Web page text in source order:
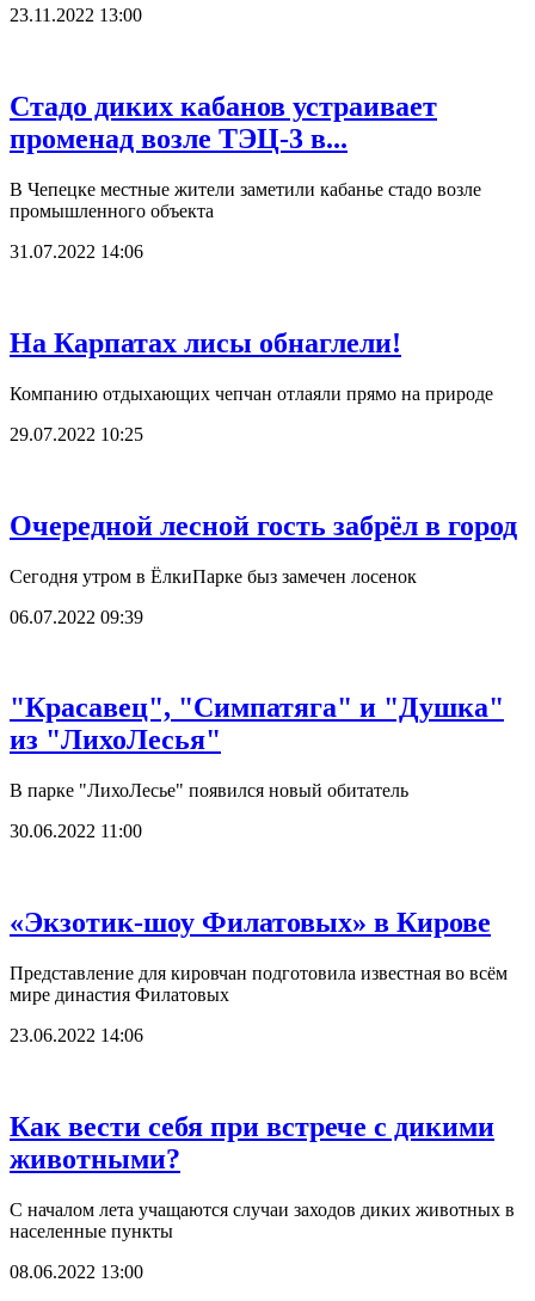
23.11.2022 13:00
Стадо диких кабанов устраивает
променад возле ТЭЦ-3 в...
В Чепецке местные жители заметили кабанье стадо возле
промышленного объекта
31.07.2022 14:06
На Карпатах лисы обнаглели!
Компанию отдыхающих чепчан отлаяли прямо на природе
29.07.2022 10:25
Очередной лесной гость забрёл в город
Сегодня утром в ЁлкиПарке быз замечен лосенок
06.07.2022 09:39
"Красавец", "Симпатяга" и "Душка"
из "ЛихоЛесья"
В парке "ЛихоЛесье" появился новый обитатель
30.06.2022 11:00
«Экзотик-шоу Филатовых» в Кирове
Представление для кировчан подготовила известная во всём
мире династия Филатовых
23.06.2022 14:06
Как вести себя при встрече с дикими
животными?
С началом лета учащаются случаи заходов диких животных в
населенные пункты
08.06.2022 13:00